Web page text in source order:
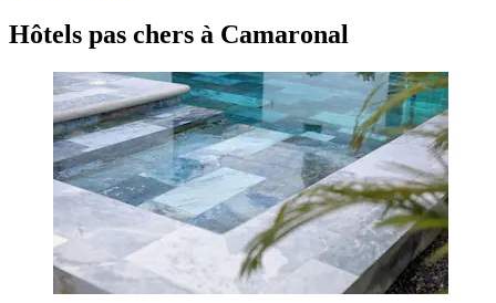
Hôtels pas chers à Camaronal